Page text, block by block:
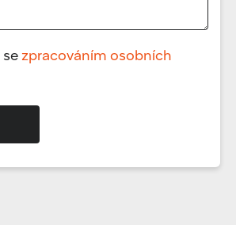
zpracováním osobních